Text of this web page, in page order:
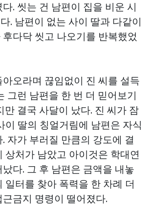
. 씻는 건 남편이 집을 비운 시
. 남편이 없는 사이 딸과 다같이
다닥 씻고 나오기를 반복했었
오라며 끊임없이 진 씨를 설득
그런 남편을 한 번 더 믿어보기
만 결국 사달이 났다. 진 씨가 잠
이 딸의 칭얼거림에 남편은 자식
자가 부러질 만큼의 강도에 결
상처가 남았고 아이것은 학대연
다. 그 후 남편은 금액을 내놓
일터를 찾아 폭력을 한 차례 더
금지 명령이 떨어졌다.